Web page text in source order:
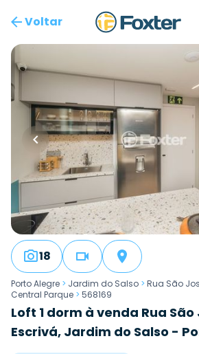
Voltar
18
Porto Alegre > Jardim do Salso > Rua São
Central Parque > 568169
Loft 1 dorm à venda Rua
Escrivá, Jardim do Salso -